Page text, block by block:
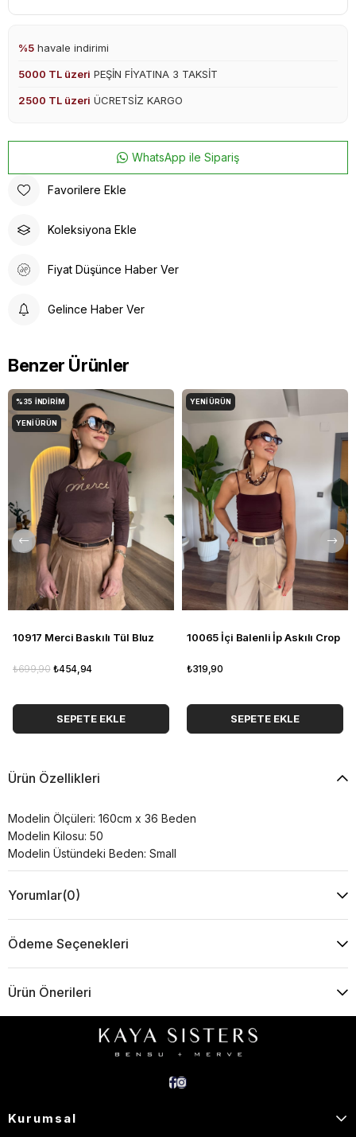
%5 havale indirimi
5000 TL üzeri PEŞİN FİYATINA 3 TAKSİT
2500 TL üzeri ÜCRETSİZ KARGO
WhatsApp ile Sipariş
Favorilere Ekle
Koleksiyona Ekle
Fiyat Düşünce Haber Ver
Gelince Haber Ver
Benzer Ürünler
10917 Merci Baskılı Tül Bluz
₺454,94
₺699,90
SEPETE EKLE
%35 İNDIRIM
YENI ÜRÜN
10065 İçi Balenli İp Askılı Crop
₺319,90
SEPETE EKLE
YENI ÜRÜN
Ürün Özellikleri
Modelin Ölçüleri: 160cm x 36 Beden
Modelin Kilosu: 50
Modelin Üstündeki Beden: Small
Yorumlar(0)
Ödeme Seçenekleri
Ürün Önerileri
Kurumsal